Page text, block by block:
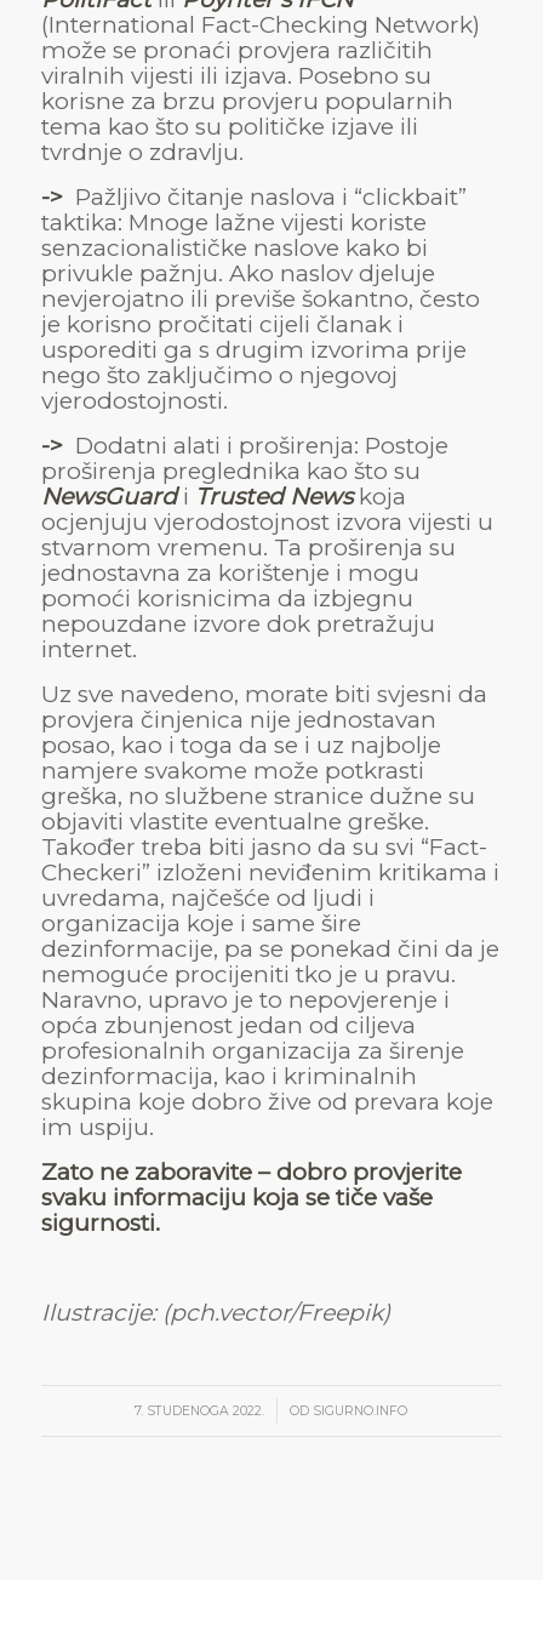
(International Fact-Checking Network)
može se pronaći provjera različitih
viralnih vijesti ili izjava. Posebno su
korisne za brzu provjeru popularnih
tema kao što su političke izjave ili
tvrdnje o zdravlju.
->Pažljivo čitanje naslova i “clickbait”
taktika: Mnoge lažne vijesti koriste
senzacionalističke naslove kako bi
privukle pažnju. Ako naslov djeluje
nevjerojatno ili previše šokantno, često
je korisno pročitati cijeli članak i
usporediti ga s drugim izvorima prije
nego što zaključimo o njegovoj
vjerodostojnosti.
->Dodatni alati i proširenja: Postoje
proširenja preglednika kao što su
NewsGuardi Trusted Newskoja
ocjenjuju vjerodostojnost izvora vijesti u
stvarnom vremenu. Ta proširenja su
jednostavna za korištenje i mogu
pomoći korisnicima da izbjegnu
nepouzdane izvore dok pretražuju
internet.
Uz sve navedeno, morate biti svjesni da
provjera činjenica nije jednostavan
posao, kao i toga da se i uz najbolje
namjere svakome može potkrasti
greška, no službene stranice dužne su
objaviti vlastite eventualne greške.
Također treba biti jasno da su svi “Fact-
Checkeri” izloženi neviđenim kritikama i
uvredama, najčešće od ljudi i
organizacija koje i same šire
dezinformacije, pa se ponekad čini da je
nemoguće procijeniti tko je u pravu.
Naravno, upravo je to nepovjerenje i
opća zbunjenost jedan od ciljeva
profesionalnih organizacija za širenje
dezinformacija, kao i kriminalnih
skupina koje dobro žive od prevara koje
im uspiju.
Zato ne zaboravite – dobro provjerite
svaku informaciju koja se tiče vaše
sigurnosti.
Ilustracije: (pch.vector/Freepik)
7. STUDENOGA 2022.
/ OD SIGURNO.INFO